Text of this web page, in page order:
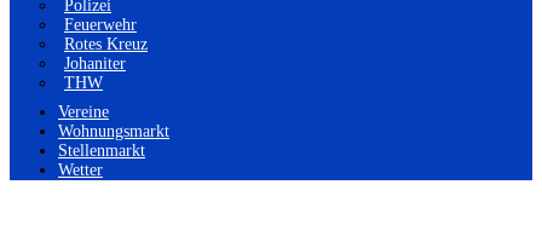
Polizei
Feuerwehr
Rotes Kreuz
Johaniter
THW
Vereine
Wohnungsmarkt
Stellenmarkt
Wetter